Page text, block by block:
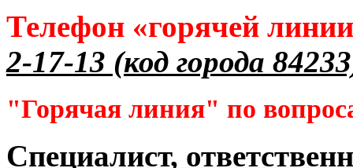
Телефон «горячей
2-17-13 (код города
"Горячая линия" по
Специалист,